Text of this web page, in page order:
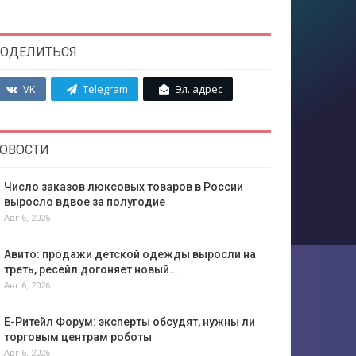
VK Telegram Эл. адрес
Число заказов люксовых товаров в России
выросло вдвое за полугодие
Авг 6, 2026
Авито: продажи детской одежды выросли на
треть, ресейл догоняет новый…
Авг 6, 2026
Е-Ритейл Форум: эксперты обсудят, нужны ли
торговым центрам роботы
Авг 6, 2026